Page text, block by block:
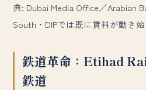
典: Dubai Media Office／Arabian
South・DIPでは既に賃料が動き始
鉄道革命：Etihad
鉄道